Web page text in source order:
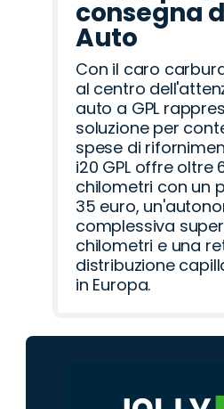
consegna
Auto
Con il caro
al centro
auto a GPL
soluzione per
spese di
i20 GPL offre oltre
chilometri con un
35 euro,
complessiva
chilometri e una
distribuzione
in Europa.